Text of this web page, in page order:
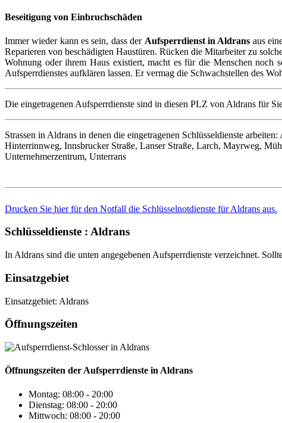
Beseitigung von Einbruchschäden
Immer wieder kann es sein, dass der Aufsperrdienst in Aldrans aus
Reparieren von beschädigten Haustüren. Rücken die Mitarbeiter zu
Wohnung oder ihrem Haus existiert, macht es für die Menschen noch
Aufsperrdienstes aufklären lassen. Er vermag die Schwachstellen des
Die eingetragenen Aufsperrdienste sind in diesen PLZ von Aldrans für
Strassen in Aldrans in denen die eingetragenen Schlüsseldienste
Hinterrinnweg, Innsbrucker Straße, Lanser Straße, Larch, Mayrweg,
Unternehmerzentrum, Unterrans
Drucken Sie hier für den Notfall die Schlüsselnotdienste für Aldrans aus.
Schlüsseldienste : Aldrans
In Aldrans sind die unten angegebenen Aufsperrdienste verzeichnet.
Einsatzgebiet
Einsatzgebiet: Aldrans
Öffnungszeiten
Öffnungszeiten der Aufsperrdienste in Aldrans
Montag: 08:00 - 20:00
Dienstag: 08:00 - 20:00
Mittwoch: 08:00 - 20:00